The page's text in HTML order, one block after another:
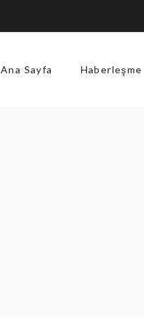
Ana Sayfa Haberleşme